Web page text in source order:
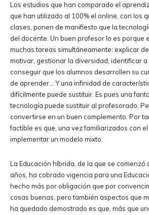
Los estudios que han comparado el
que han utilizado al 100% el online, con los
clases, ponen de manifiesto que la
del docente. Un buen profesor lo es porque
muchas tareas simultáneamente: explicar
motivar, gestionar la diversidad, identificar
conseguir que los alumnos desarrollen su
de aprender… Y una infinidad de
difícilmente puede sustituir. Es pues una
tecnología puede sustituir al profesorado.
convertirse en un buen complemento. Por
factible es que, una vez familiarizados con
implementar un modelo mixto.
La Educación híbrida, de la que se comenzó
años, ha cobrado vigencia para una
hecho más por obligación que por
cosas buenas, pero también aspectos que
ha quedado demostrado es que, más que